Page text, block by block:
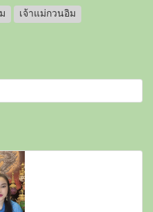
เจ้าแม่กวนอิม